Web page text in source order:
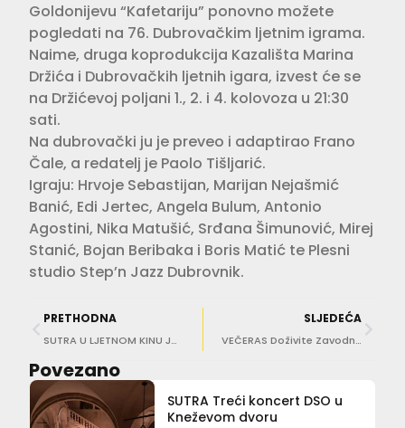
Goldonijevu “Kafetariju” ponovno možete
pogledati na 76. Dubrovačkim ljetnim igrama.
Naime, druga koprodukcija Kazališta Marina
Držića i Dubrovačkih ljetnih igara, izvest će se
na Držićevoj poljani 1., 2. i 4. kolovoza u 21:30
sati.
Na dubrovački ju je preveo i adaptirao Frano
Čale, a redatelj je Paolo Tišljarić.
Igraju: Hrvoje Sebastijan, Marijan Nejašmić
Banić, Edi Jertec, Angela Bulum, Antonio
Agostini, Nika Matušić, Srđana Šimunović, Mirej
Stanić, Bojan Beribaka i Boris Matić te Plesni
studio Step’n Jazz Dubrovnik.
PRETHODNA
SUTRA U LJETNOM KINU JADRAN Besplatna projekcija nagrađenog filma Mirotvorac
SLJEDEĆA
VEČERAS Doživite Zavodnice, Osvetnice, Heroine uz opernu pjevačicu Dubravku Šeparović Mušović u Dvoru
Povezano
SUTRA Treći koncert DSO u
Kneževom dvoru